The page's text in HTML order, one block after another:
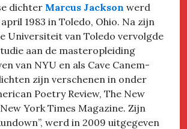
dichter Marcus Jackson werd
1983 in Toledo, Ohio. Na zijn
Universiteit van Toledo vervolgde
aan de masteropleiding
van NYU en als Cave Canem-
zijn verschenen in onder
Poetry Review, The New
York Times Magazine. Zijn
werd in 2009 uitgegeven